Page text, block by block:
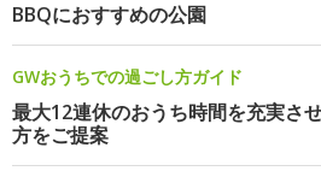
BBQにおすすめの公園
GWおうちでの過ごし方ガイド
最大12連休のおうち時間を充実さ
方をご提案